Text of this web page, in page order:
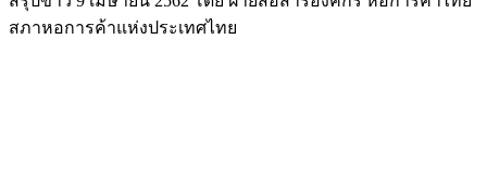
สภาหอการค้าแห่งประเทศไทย